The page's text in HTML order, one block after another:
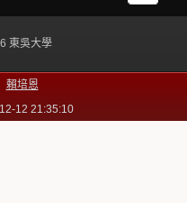
東吳大學
賴培恩
12 21:35:10